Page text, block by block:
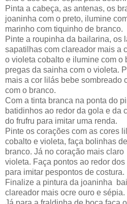
Pinta a cabeça, as antenas, os
joaninha com o preto, ilumine
marinho com tiquinho de branco.
Pinte a roupinha da bailarina, os
sapatilhas com clareador mais a
o violeta cobalto e ilumine com o
pregas da sainha com o violeta.
mais a cor lilás bebe sombreado
com o branco.
Com a tinta branca na ponta do
batidinhos ao redor da gola e da
do frufru para imitar uma renda.
Pinte os corações com as cores
cobalto e violeta, faça bolinhas
branco. Já no coração mais
violeta. Faça pontos ao redor
para imitar pespontos de costura.
Finalize a pintura da joaninha
clareador mais ocre ouro e sépia.